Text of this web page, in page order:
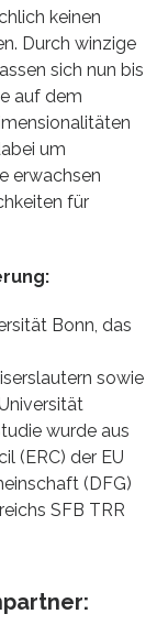
keinen
Durch winzige
sich nun bis
auf dem
um
erwachsen
für
Bonn, das
sowie
wurde aus
(ERC) der EU
(DFG)
SFB TRR